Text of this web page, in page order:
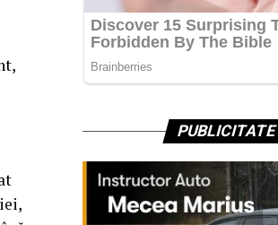
PUBLICITATE